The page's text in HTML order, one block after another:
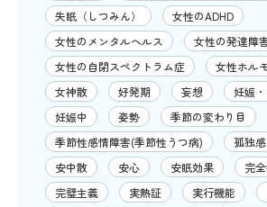
失眠（しつみん）
女性のADHD
女性のメンタルヘルス
女性の発達障
女性の自閉スペクトラム症
女性ホル
女神散
好発期 妄想
妊娠
妊娠中
姿勢 季節の変わり目
季節性感情障害(季節性うつ病)
孤独感
安中散
安心 安眠効果
完
完璧主義
実熱証 実行機能